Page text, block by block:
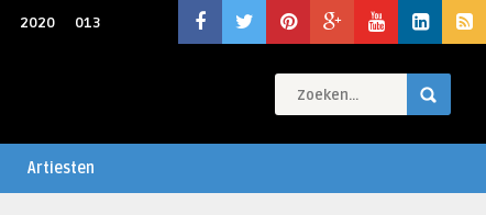
2020 013
Artiesten